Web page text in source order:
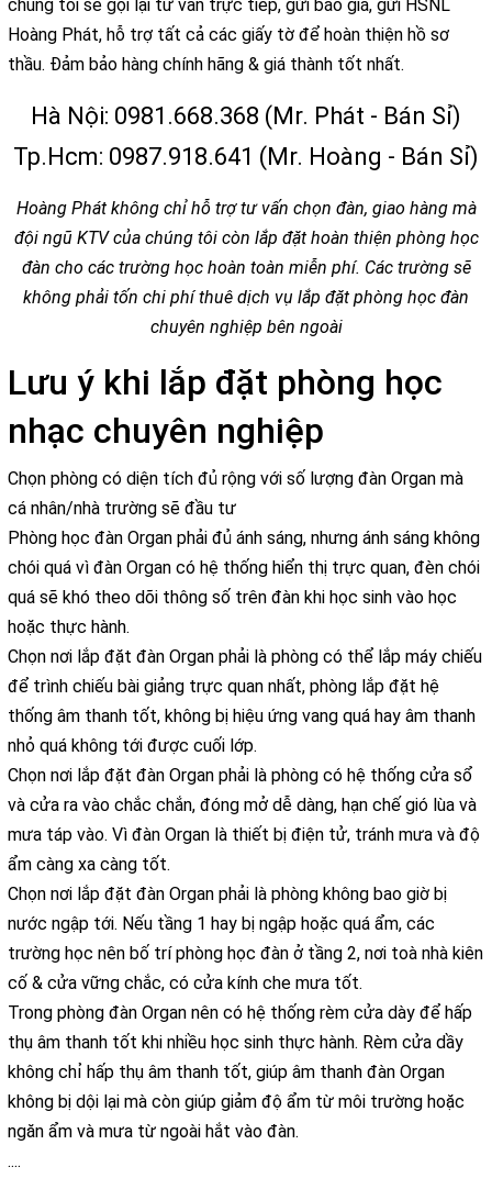
chúng tôi sẽ gọi lại tư vấn trực tiếp, gửi báo giá, gửi HSNL
Hoàng Phát, hỗ trợ tất cả các giấy tờ để hoàn thiện hồ sơ
thầu. Đảm bảo hàng chính hãng & giá thành tốt nhất.
Hà Nội: 0981.668.368 (Mr. Phát - Bán Sỉ)
Tp.Hcm: 0987.918.641 (Mr. Hoàng - Bán Sỉ)
Hoàng Phát không chỉ hỗ trợ tư vấn chọn đàn, giao hàng mà
đội ngũ KTV của chúng tôi còn lắp đặt hoàn thiện phòng học
đàn cho các trường học hoàn toàn miễn phí. Các trường sẽ
không phải tốn chi phí thuê dịch vụ lắp đặt phòng học đàn
chuyên nghiệp bên ngoài
Lưu ý khi lắp đặt phòng học
nhạc chuyên nghiệp
Chọn phòng có diện tích đủ rộng với số lượng đàn Organ mà
cá nhân/nhà trường sẽ đầu tư
Phòng học đàn Organ phải đủ ánh sáng, nhưng ánh sáng không
chói quá vì đàn Organ có hệ thống hiển thị trực quan, đèn chói
quá sẽ khó theo dõi thông số trên đàn khi học sinh vào học
hoặc thực hành.
Chọn nơi lắp đặt đàn Organ phải là phòng có thể lắp máy chiếu
để trình chiếu bài giảng trực quan nhất, phòng lắp đặt hệ
thống âm thanh tốt, không bị hiệu ứng vang quá hay âm thanh
nhỏ quá không tới được cuối lớp.
Chọn nơi lắp đặt đàn Organ phải là phòng có hệ thống cửa sổ
và cửa ra vào chắc chắn, đóng mở dễ dàng, hạn chế gió lùa và
mưa táp vào. Vì đàn Organ là thiết bị điện tử, tránh mưa và độ
ẩm càng xa càng tốt.
Chọn nơi lắp đặt đàn Organ phải là phòng không bao giờ bị
nước ngập tới. Nếu tầng 1 hay bị ngập hoặc quá ẩm, các
trường học nên bố trí phòng học đàn ở tầng 2, nơi toà nhà kiên
cố & cửa vững chắc, có cửa kính che mưa tốt.
Trong phòng đàn Organ nên có hệ thống rèm cửa dày để hấp
thụ âm thanh tốt khi nhiều học sinh thực hành. Rèm cửa dầy
không chỉ hấp thụ âm thanh tốt, giúp âm thanh đàn Organ
không bị dội lại mà còn giúp giảm độ ẩm từ môi trường hoặc
ngăn ẩm và mưa từ ngoài hắt vào đàn.
....